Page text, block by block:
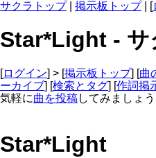
サクラトップ| 掲示板トップ| [
Star*Light - サ
[ログイン] > [掲示板トップ] [曲
ーカイブ] [検索とタグ] [作詞掲
気軽に曲を投稿してみましょう
Star*Light